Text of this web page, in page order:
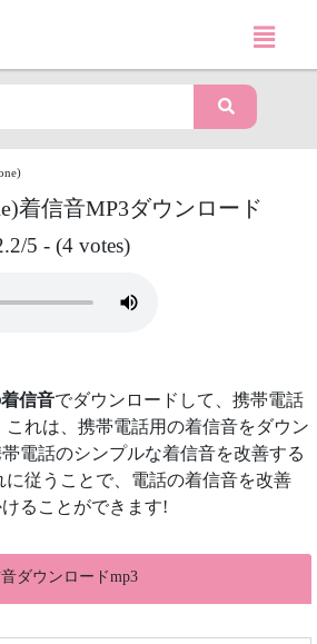
着信音MP3ダウンロード
5 - (4 votes)
信音でダウンロードして、携帯電話
これは、携帯電話用の着信音をダウン
電話のシンプルな着信音を改善する
従うことで、電話の着信音を改善
ることができます!
ダウンロードmp3